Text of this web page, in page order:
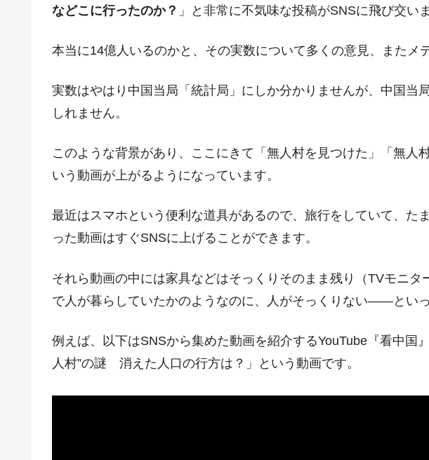
『Money1』
韓国政府『BYD』車への補助金を全廃 ⇒ 実は韓国で『BYD』
『Money1』
在韓米国大使スティールが着韓！⇒ さっそく空港に詰めかけ「
韓国政府「2035年までに18.4GW規模のAIデータセンター整備
『Money1』 韓国『国民年金公団』株価暴落で200兆蒸発。
『Money1』 韓国政府「ニセＫ-ブランドを通報しようキャンペーン」⇒ あの
『Money1』 韓国鉄鋼最大手『POSCO』ズブズブ沈む。営業利益80.2％も減
する差別。許してはおかぬ
『Money1』 韓国ボンクラ政策室長･金容範、株価暴落に他人事のような発
『Money1』 韓国･加徳島新国際空港「またも暗礁」の危機 ⇒ 10.7兆では損
などこに行ったのか？ 」と非常に不気味な投稿がSNSに飛び交い
本当に14億人いるのかと、その実数について多くの意見、またメ
実数はやはり中国当局「統計局」にしか分かりませんが、中国当
しれません。
このような背景があり、ここにきて「無人村を見つけた」「無人
いう動画が上がるようになっています。
最近はスマホという便利な道具があるので、旅行をしていて、
った動画はすぐSNSに上げることができます。
それら動画の中には家具などはそっくりそのまま残り（TVモニタ
で人が暮らしていたかのようなのに、人がそっくりない――といっ
例えば、以下はSNSから集めた動画を紹介するYouTube『看中国
人村”の謎 消えた人口の行方は？」という動画です。